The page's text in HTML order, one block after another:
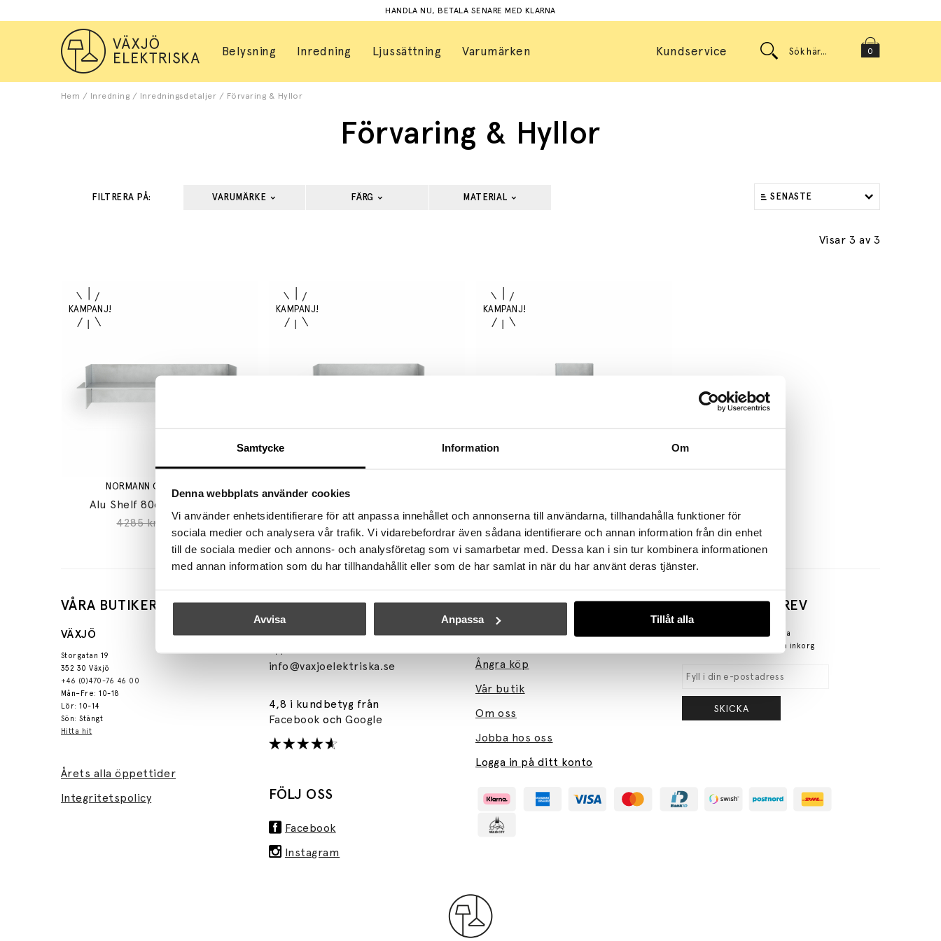
Samtycke Information Om
Denna webbplats använder cookies
Vi använder enhetsidentifierare för att anpassa innehållet och annonserna till användarna, tillhandahålla funktioner för
sociala medier och analysera vår trafik. Vi vidarebefordrar även sådana identifierare och annan information från din enhet
till de sociala medier och annons- och analysföretag som vi samarbetar med. Dessa kan i sin tur kombinera informationen
med annan information som du har tillhandahållit eller som de har samlat in när du har använt deras tjänster.
Avvisa Anpassa Tillåt alla
HANDLA NU, BETALA SENARE MED KLARNA
Belysning Inredning Ljussättning Varumärken 0
Kundservice
Hem / Inredning / Inredningsdetaljer / Förvaring & Hyllor
Förvaring & Hyllor
FILTRERA PÅ: VARUMÄRKE FÄRG MATERIAL SENASTE
Visar 3 av 3
NORMANN COPENHAGEN
Alu Shelf 80cm Aluminum
4285 kr
3428 kr
3570 kr 2856 kr
1425 kr 1140 kr
VÅRA BUTIKER
VÄXJÖ
Storgatan 19
352 30 Växjö
+46 (0)470-76 46 00
Mån–Fre: 10-18
Lör: 10-14
Sön: Stängt
Hitta hit
Årets alla öppettider
Integritetspolicy
KUNDTJÄNST
+46 (0)470-76 46 00
info@vaxjoelektriska.se
4,8 i kundbetyg från
FacebookochGoogle
VÄXJÖ ELEKTRISKA
Kundservice
Ångra köp
Vår butik
Om oss
Jobba hos oss
Logga in på ditt konto
VÅRT NYHETSBREV
Spännande nyheter och fina
erbjudanden direkt till din inkorg
SKICKA
FÖLJ OSS
Facebook
Instagram